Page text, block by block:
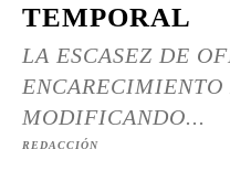
TEMPORAL
LA ESCASEZ DE
MODIFICANDO...
REDACCIÓN